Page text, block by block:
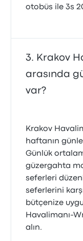
otobüs ile 3s
Krakov
arasında
var?
Krakov
haftanın
Günlük
güzergahta
seferleri
seferlerini
bütçenize
Havalimanı-
alın.